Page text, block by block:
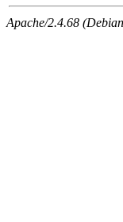
Apache/2.4.68